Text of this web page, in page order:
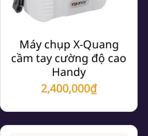
Máy chụp X-Quang
cầm tay cường độ cao
Handy
2,400,000₫